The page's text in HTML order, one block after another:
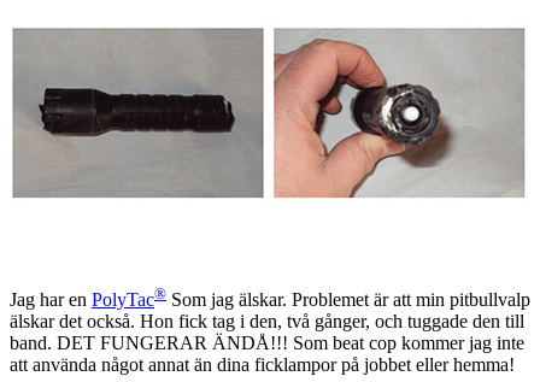
Jag har en PolyTac® Som jag älskar. Problemet är att min pitbullvalp
älskar det också. Hon fick tag i den, två gånger, och tuggade den till
band. DET FUNGERAR ÄNDÅ!!! Som beat cop kommer jag inte
att använda något annat än dina ficklampor på jobbet eller hemma!